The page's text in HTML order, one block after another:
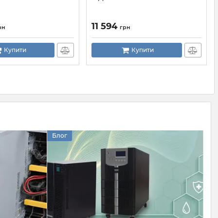
Купити
11 594 грн
Купити
Блог